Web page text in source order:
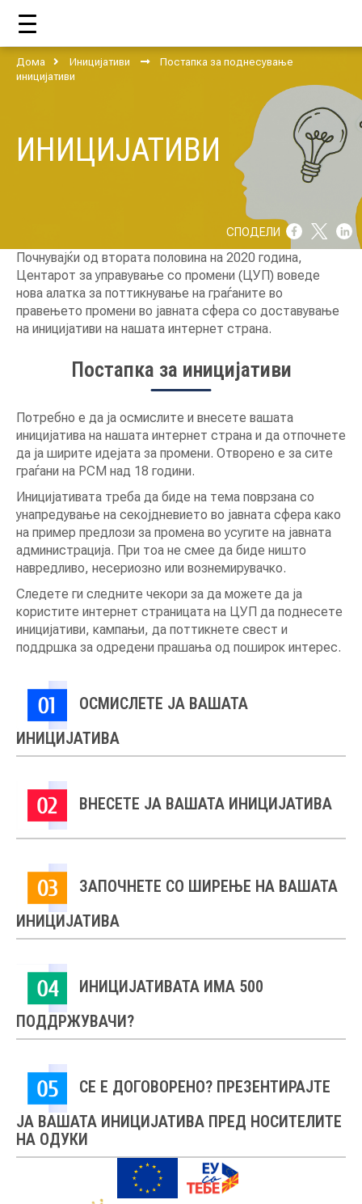
ДОМА
ЗА НАС
НАШИ ПОДДРЖУВАЧИ
ГОДИШНИ ИЗВЕШТАИ
ИСО 9001
ИСТРАЖУВАЊА
ПРОЕКТИ
УСЛУГИ
КАТАЛОГ НА УСЛУГИ
ПОВИЦИ
АКТУЕЛНИ ПОВИЦИ
АРХИВА
ИНИЦИЈАТИВИ
ПОСТАПКА
ПОДНЕСИ ИНИЦИЈАТИВА
МУЛТИМЕДИЈА
ГАЛЕРИЈА
ВИДЕО
КОНТАКТ
Дома Иницијативи
Постапка за поднесување
иницијативи
ИНИЦИЈАТИВИ
СПОДЕЛИ
Почнувајќи од втората половина на 2020 година,
Центарот за управување со промени (ЦУП) воведе
нова алатка за поттикнување на граѓаните во
правењето промени во јавната сфера со доставување
на иницијативи на нашата интернет страна.
Постапка за иницијативи
Потребно е да ја осмислите и внесете вашата
иницијатива на нашата интернет страна и да отпочнете
да ја ширите идејата за промени. Отворено е за сите
граѓани на РСМ над 18 години.
Иницијативата треба да биде на тема поврзана со
унапредување на секојдневието во јавната сфера како
на пример предлози за промена во усугите на јавната
администрација. При тоа не смее да биде ништо
навредливо, несериозно или вознемирувачко.
Следете ги следните чекори за да можете да ја
користите интернет страницата на ЦУП да поднесете
иницијативи, кампањи, да поттикнете свест и
поддршка за одредени прашања од поширок интерес.
ОСМИСЛЕТЕ ЈА ВАШАТА
ИНИЦИЈАТИВА
ВНЕСЕТЕ ЈА ВАШАТА ИНИЦИЈАТИВА
ЗАПОЧНЕТЕ СО ШИРЕЊЕ НА ВАШАТА
ИНИЦИЈАТИВА
ИНИЦИЈАТИВАТА ИМА 500
ПОДДРЖУВАЧИ?
СЕ Е ДОГОВОРЕНО? ПРЕЗЕНТИРАЈТЕ
ЈА ВАШАТА ИНИЦИЈАТИВА ПРЕД НОСИТЕЛИТЕ
НА ОДУКИ